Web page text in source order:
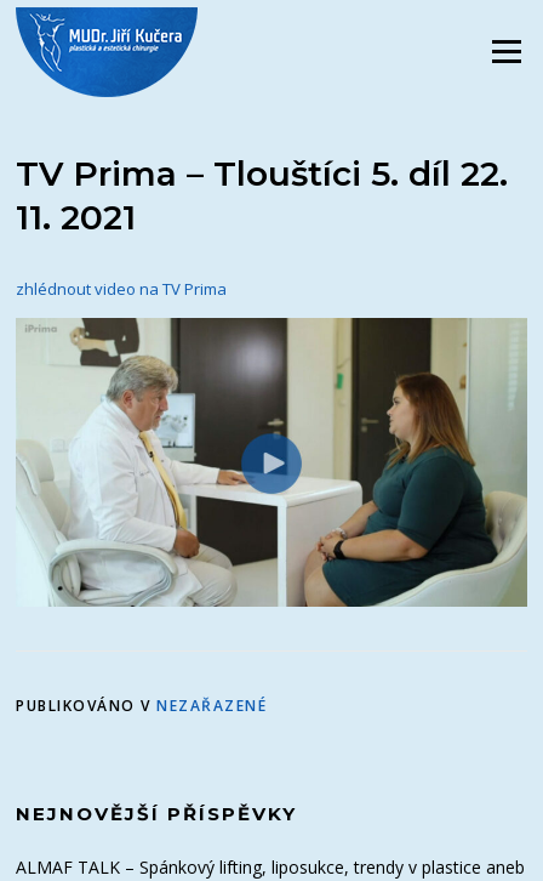
Přeskočit
obsah
Menu
TV Prima – Tlouštíci 5. díl 22.
11. 2021
zhlédnout video na TV Prima
PUBLIKOVÁNO VNEZAŘAZENÉ
NEJNOVĚJŠÍ PŘÍSPĚVKY
ALMAF TALK – Spánkový lifting, liposukce, trendy v plastice aneb